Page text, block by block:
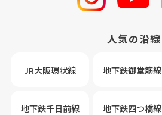
人気の沿線
JR大阪環状線 地下鉄御堂筋線
地下鉄千日前線 地下鉄四つ橋線